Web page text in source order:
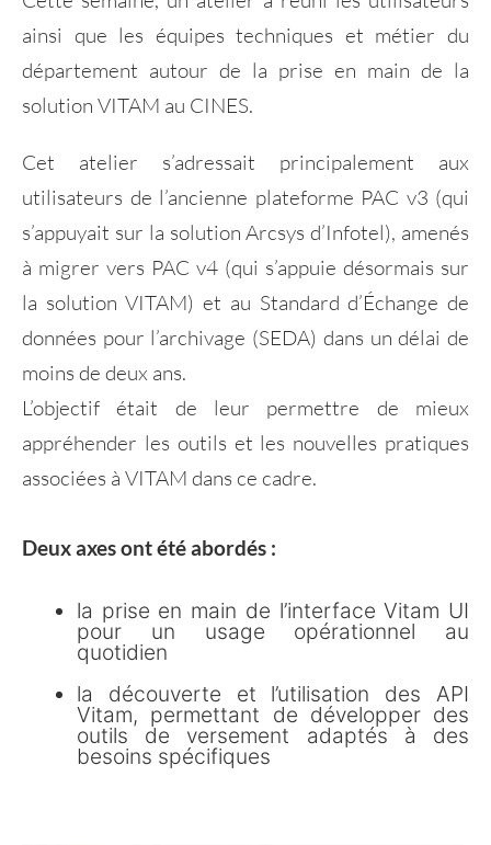
ainsi que les équipes techniques et métier du
département autour de la prise en main de la
solution VITAM au CINES.
Cet atelier s’adressait principalement aux
utilisateurs de l’ancienne plateforme PAC v3 (qui
s’appuyait sur la solution Arcsys d’Infotel), amenés
à migrer vers PAC v4 (qui s’appuie désormais sur
la solution VITAM) et au Standard d’Échange de
données pour l’archivage (SEDA) dans un délai de
moins de deux ans.
L’objectif était de leur permettre de mieux
appréhender les outils et les nouvelles pratiques
associées à VITAM dans ce cadre.
Deux axes ont été abordés :
la prise en main de l’interface Vitam UI
pour un usage opérationnel au
quotidien
la découverte et l’utilisation des API
Vitam, permettant de développer des
outils de versement adaptés à des
besoins spécifiques